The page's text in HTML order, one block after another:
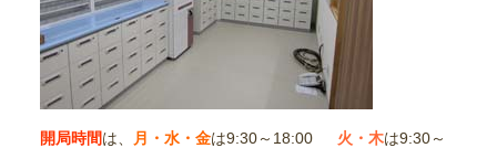
開局時間は、 月・水・金は9:30～18:00 火・木は9:30～